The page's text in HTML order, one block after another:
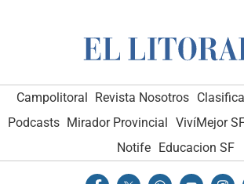
Campolitoral Revista Nosotros
Podcasts Mirador Provincial VivíMejor
Notife
Educacion SF